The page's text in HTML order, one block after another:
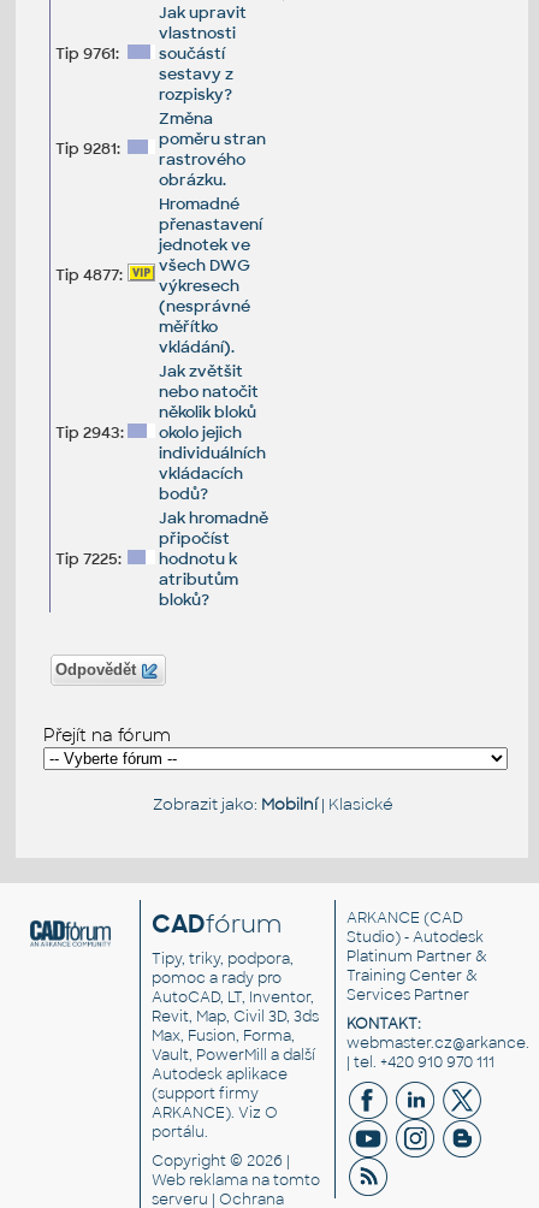
Tip 9761:
Jak upravit
vlastnosti
součástí
sestavy z
rozpisky?
Tip 9281:
Změna
poměru stran
rastrového
obrázku.
Tip 4877:
Hromadné
přenastavení
jednotek ve
všech DWG
výkresech
(nesprávné
měřítko
vkládání).
Tip 2943:
Jak zvětšit
nebo natočit
několik bloků
okolo jejich
individuálních
vkládacích
bodů?
Tip 7225:
Jak hromadně
připočíst
hodnotu k
atributům
bloků?
Odpovědět
Přejít na fórum
Zobrazit jako: Mobilní| Klasické
CADfórum
Tipy, triky, podpora,
pomoc a rady pro
AutoCAD, LT, Inventor,
Revit, Map, Civil 3D, 3ds
Max, Fusion, Forma,
Vault, PowerMill a další
Autodesk aplikace
(support firmy
ARKANCE). VizO
portálu.
Copyright © 2026 |
Web reklama na tomto
serveru |Ochrana
ARKANCE (CAD
Studio) - Autodesk
Platinum Partner &
Training Center &
Services Partner
KONTAKT:
| tel. +420 910 970 111